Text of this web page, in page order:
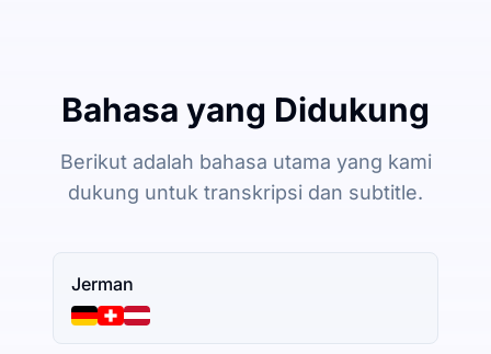
Bahasa yang Didukung
Berikut adalah bahasa utama yang kami
dukung untuk transkripsi dan subtitle.
Jerman